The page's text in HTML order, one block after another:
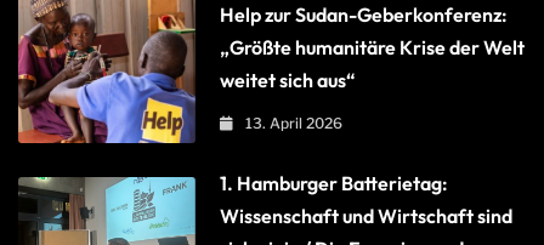
Help zur Sudan-Geberkonferenz:
„Größte humanitäre Krise der Welt
weitet sich aus“
13. April 2026
1. Hamburger Batterietag:
Wissenschaft und Wirtschaft sind